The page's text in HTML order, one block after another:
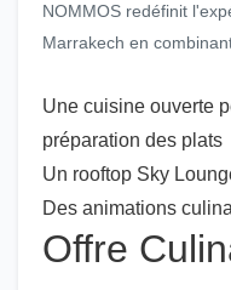
NOMMOS redéfinit
Marrakech en
Une cuisine ouverte
préparation des plats
Un rooftop Sky
Des animations
Offre